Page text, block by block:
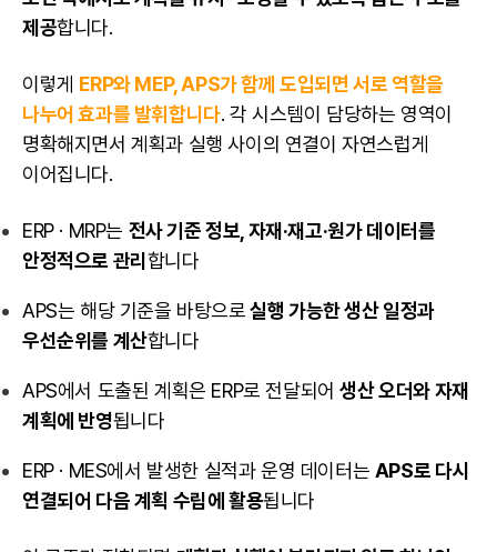
제공합니다.
이렇게 ERP와 MEP, APS가 함께 도입되면 서로 역할을
나누어 효과를 발휘합니다. 각 시스템이 담당하는 영역이
명확해지면서 계획과 실행 사이의 연결이 자연스럽게
이어집니다.
ERP · MRP는 전사 기준 정보, 자재·재고·원가 데이터를
안정적으로 관리합니다
APS는 해당 기준을 바탕으로실행 가능한 생산 일정과
우선순위를 계산합니다
APS에서 도출된 계획은 ERP로 전달되어생산 오더와 자재
계획에 반영됩니다
ERP · MES에서 발생한 실적과 운영 데이터는 APS로 다시
연결되어 다음 계획 수립에 활용됩니다